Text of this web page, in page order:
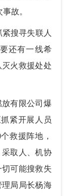
故。
搜寻失联人
还有一线希
火救援处处
有限公司爆
紧开展人员
救援阵地，
取人、机协
可能搜救失
局局长杨海